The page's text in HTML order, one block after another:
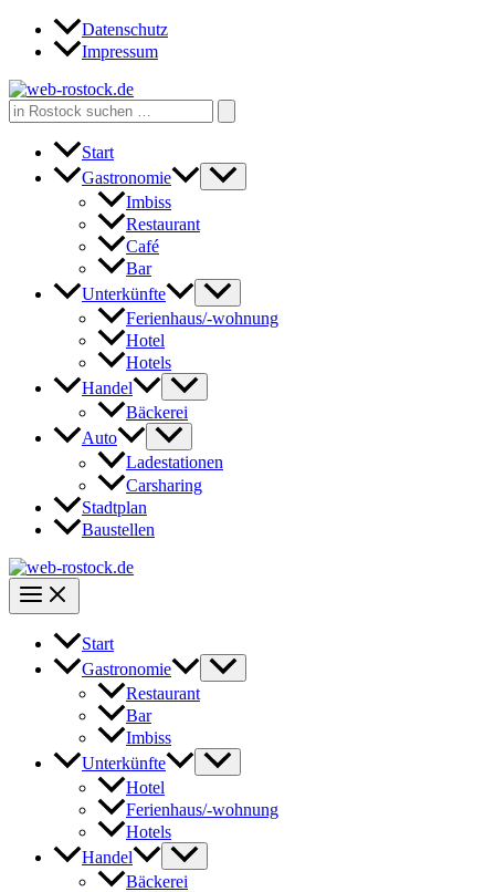
Zum
Inhalt
Datenschutz
Impressum
Search
for:
Start
Gastronomie
Imbiss
Restaurant
Café
Bar
Unterkünfte
Ferienhaus/-wohnung
Hotel
Hotels
Handel
Bäckerei
Auto
Ladestationen
Carsharing
Stadtplan
Baustellen
Start
Gastronomie
Restaurant
Bar
Imbiss
Unterkünfte
Hotel
Ferienhaus/-wohnung
Hotels
Handel
Bäckerei